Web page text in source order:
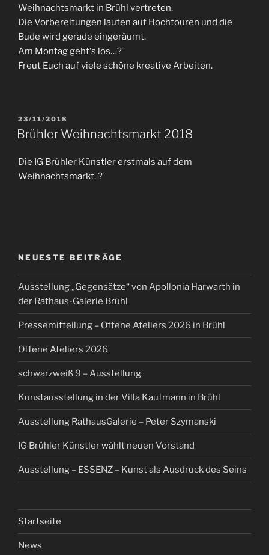
Weihnachtsmarkt in Brühl vertreten.
Die Vorbereitungen laufen auf Hochtouren und die
Bude wird gerade eingeräumt.
Am Montag geht‘s los…?
Freut Euch auf viele schöne kreative Arbeiten.
VERÖFFENTLICHT
AM
23/11/2018
Brühler Weihnachtsmarkt 2018
Die IG Brühler Künstler erstmals auf dem
Weihnachtsmarkt. ?
NEUESTE BEITRÄGE
Ausstellung „Gegensätze“ von Apollonia Harwarth in
der Rathaus-Galerie Brühl
Pressemitteilung – Offene Ateliers 2026 in Brühl
Offene Ateliers 2026
schwarzweiß 9 – Ausstellung
Kunstausstellung in der Villa Kaufmann in Brühl
Ausstellung RathausGalerie – Peter Szymanski
IG Brühler Künstler wählt neuen Vorstand
Ausstellung – ESSENZ – Kunst als Ausdruck des Seins
Startseite
News